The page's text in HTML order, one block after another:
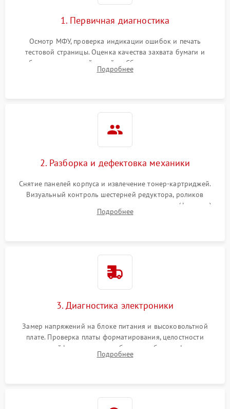
1. Первичная диагностика
Осмотр МФУ, проверка индикации ошибок и печать
тестовой страницы. Оценка качества захвата бумаги и
работы сканирующей линейки. Сбор данных о замятиях,
дефектах изображения или посторонних шумах при работе.
Подробнее
2. Разборка и дефектовка механики
Снятие панелей корпуса и извлечение тонер-картриджей.
Визуальный контроль шестерней редуктора, роликов
захвата, термопленки и прижимного вала в печи (фьюзере).
Проверка оптики сканера на загрязнения.
Подробнее
3. Диагностика электроники
Замер напряжений на блоке питания и высоковольтной
плате. Проверка платы форматирования, целостности
плоских шлейфов сканера и работоспособности флажков и
оптопар (датчиков прохождения бумаги).
Подробнее